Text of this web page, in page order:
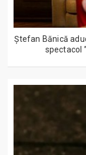
Ștefan Bănică
spectacol